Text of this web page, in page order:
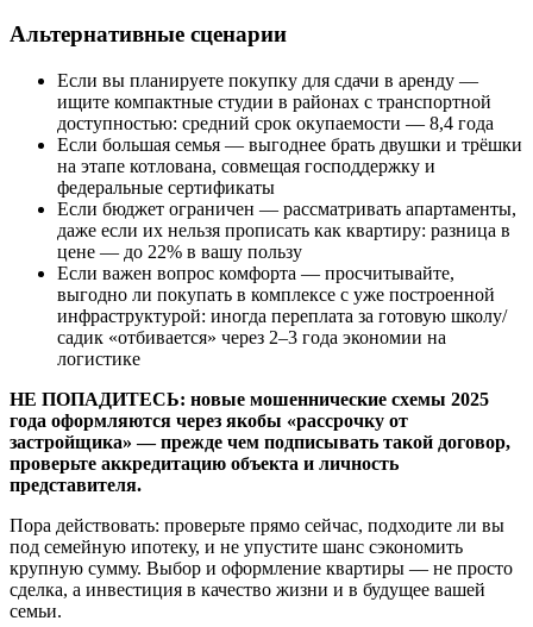
Альтернативные сценарии
Если вы планируете покупку для сдачи в аренду —
ищите компактные студии в районах с транспортной
доступностью: средний срок окупаемости — 8,4 года
Если большая семья — выгоднее брать двушки и трёшки
на этапе котлована, совмещая господдержку и
федеральные сертификаты
Если бюджет ограничен — рассматривать апартаменты,
даже если их нельзя прописать как квартиру: разница в
цене — до 22% в вашу пользу
Если важен вопрос комфорта — просчитывайте,
выгодно ли покупать в комплексе с уже построенной
инфраструктурой: иногда переплата за готовую школу/
садик «отбивается» через 2–3 года экономии на
логистике
НЕ ПОПАДИТЕСЬ: новые мошеннические схемы 2025
года оформляются через якобы «рассрочку от
застройщика» — прежде чем подписывать такой договор,
проверьте аккредитацию объекта и личность
представителя.
Пора действовать: проверьте прямо сейчас, подходите ли вы
под семейную ипотеку, и не упустите шанс сэкономить
крупную сумму. Выбор и оформление квартиры — не просто
сделка, а инвестиция в качество жизни и в будущее вашей
семьи.